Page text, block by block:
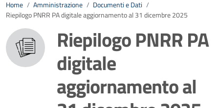
Home / Amministrazione / Documenti e Dati /
Riepilogo PNRR PA digitale aggiornamento al 31 dicembre 2025
Riepilogo PNRR PA
digitale
aggiornamento al